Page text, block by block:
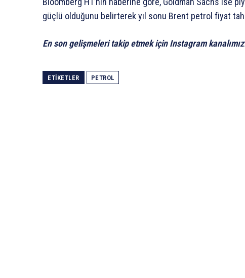
güçlü olduğunu belirterek yıl sonu Brent petrol fiyat
En son gelişmeleri takip etmek için Instagram
ETIKETLER PETROL